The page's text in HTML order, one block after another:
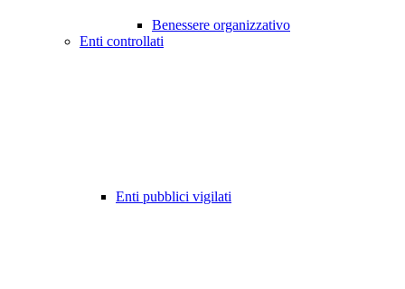
Benessere organizzativo
Enti controllati
Enti pubblici vigilati